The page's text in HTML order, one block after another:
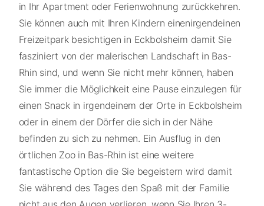
in Ihr Apartment oder Ferienwohnung zurückkehren.
Sie können auch mit Ihren Kindern einenirgendeinen
Freizeitpark besichtigen in Eckbolsheim damit Sie
fasziniert von der malerischen Landschaft in Bas-
Rhin sind, und wenn Sie nicht mehr können, haben
Sie immer die Möglichkeit eine Pause einzulegen für
einen Snack in irgendeinem der Orte in Eckbolsheim
oder in einem der Dörfer die sich in der Nähe
befinden zu sich zu nehmen. Ein Ausflug in den
örtlichen Zoo in Bas-Rhin ist eine weitere
fantastische Option die Sie begeistern wird damit
Sie während des Tages den Spaß mit der Familie